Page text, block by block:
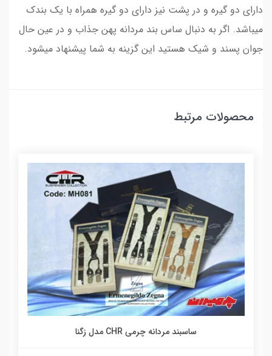
دارای دو گیره و در پشت نیز دارای دو گیره همراه با یک بندک
میباشد. اگر به دنبال ساس بند مردانه پهن جذاب و در عین حال
جوان پسند و شیک هستید این گزینه به شما پیشنهاد میشود.
محصولات مرتبط
ساسبند مردانه چرمی CHR مدل زگنا